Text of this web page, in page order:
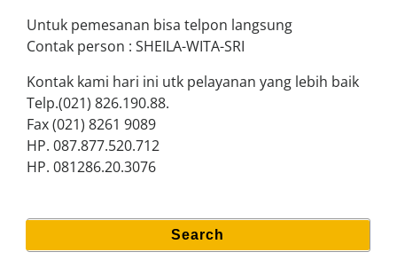
Untuk pemesanan bisa telpon langsung
Contak person : SHEILA-WITA-SRI
Kontak kami hari ini utk pelayanan yang lebih baik
Telp.(021) 826.190.88.
Fax (021) 8261 9089
HP. 087.877.520.712
HP. 081286.20.3076
Search
for:
Search